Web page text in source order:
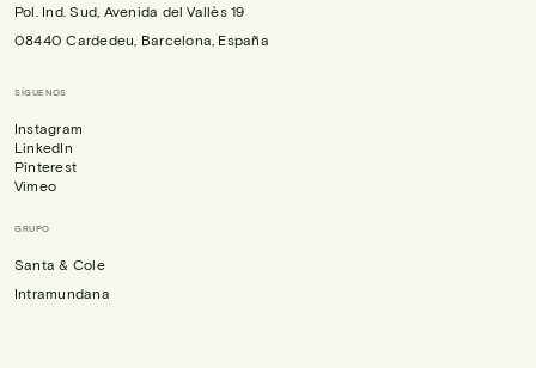
Pol. Ind. Sud, Avenida del Vallès 19
08440 Cardedeu, Barcelona, España
SÍGUENOS
Instagram
LinkedIn
Pinterest
Vimeo
GRUPO
Santa & Cole
Intramundana